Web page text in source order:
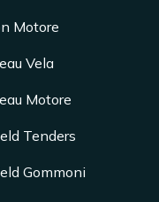
Motore
Vela
Motore
Tenders
Gommoni